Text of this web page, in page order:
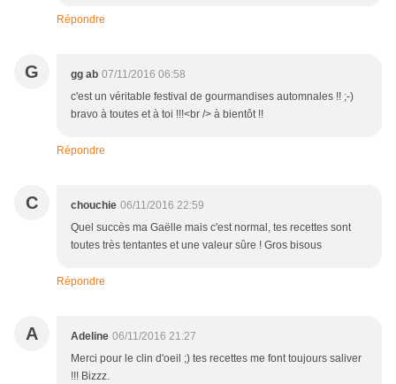
Répondre
G gg ab 07/11/2016 06:58
c'est un véritable festival de gourmandises automnales !! ;-)
bravo à toutes et à toi !!!<br /> à bientôt !!
Répondre
C chouchie 06/11/2016 22:59
Quel succès ma Gaëlle mais c'est normal, tes recettes sont
toutes très tentantes et une valeur sûre ! Gros bisous
Répondre
A Adeline 06/11/2016 21:27
Merci pour le clin d'oeil ;) tes recettes me font toujours saliver
!!! Bizzz.